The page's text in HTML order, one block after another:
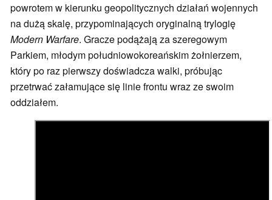
powrotem w kierunku geopolitycznych działań wojennych
na dużą skalę, przypominających oryginalną trylogię
Modern Warfare. Gracze podążają za szeregowym
Parkiem, młodym południowokoreańskim żołnierzem,
który po raz pierwszy doświadcza walki, próbując
przetrwać załamujące się linie frontu wraz ze swoim
oddziałem.